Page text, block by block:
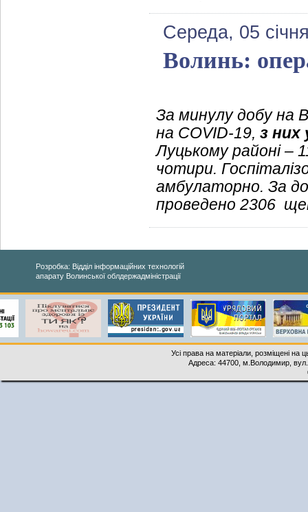
Середа, 05
Волинь:
За минулу добу на
на COVID-19, з них
Луцькому районі –
чотири.
амбулаторно. За
проведено 2306
Розробка: Відділ інформаційних технологій
апарату Волинської облдержадміністрації
Усі права на матеріали, розміщені на
Адреса: 44700, м.Володимир,